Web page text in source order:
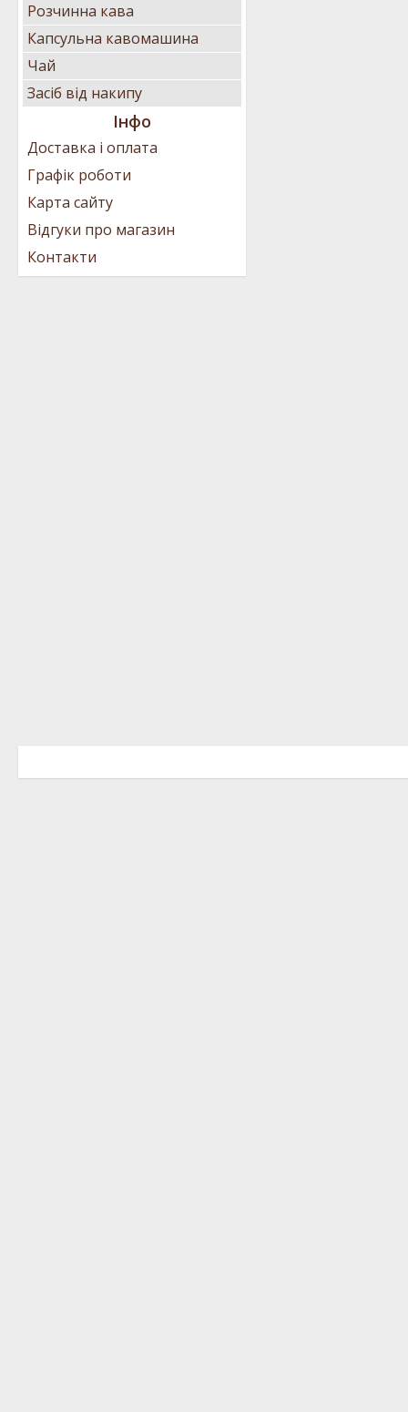
Розчинна кава
Капсульна кавомашина
Чай
Засіб від накипу
Інфо
Доставка і оплата
Графік роботи
Карта сайту
Відгуки про магазин
Контакти